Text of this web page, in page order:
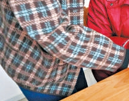
片庫 收視榜 總台企業